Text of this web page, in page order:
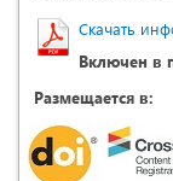
Скачать
Включен в
Размещается в: